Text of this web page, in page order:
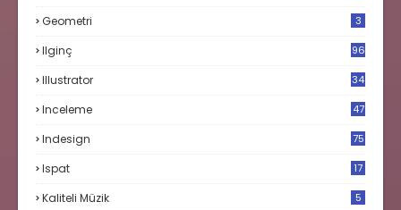
Geometri 3
Ilginç 96
Illustrator 34
Inceleme 47
Indesign 75
Ispat
17
Kaliteli Müzik 5